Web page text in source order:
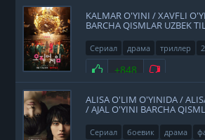
KALMAR O'YINI / XAVFLI
BARCHA QISMLAR UZBEK
Сериал драма триллер
Нравится
+848 Не
ALISA O'LIM O'YINIDA /
/ AJAL O'YINI BARCHA
Сериал боевик драма